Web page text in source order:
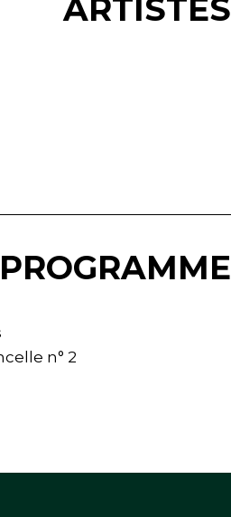
ARTISTES
PROGRAMME
n° 2